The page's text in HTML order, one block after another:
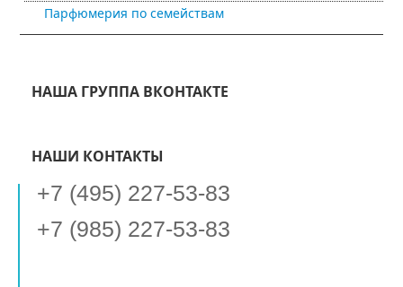
Парфюмерия по семействам
НАША ГРУППА ВКОНТАКТЕ
НАШИ КОНТАКТЫ
+7 (495) 227-53-83
+7 (985) 227-53-83